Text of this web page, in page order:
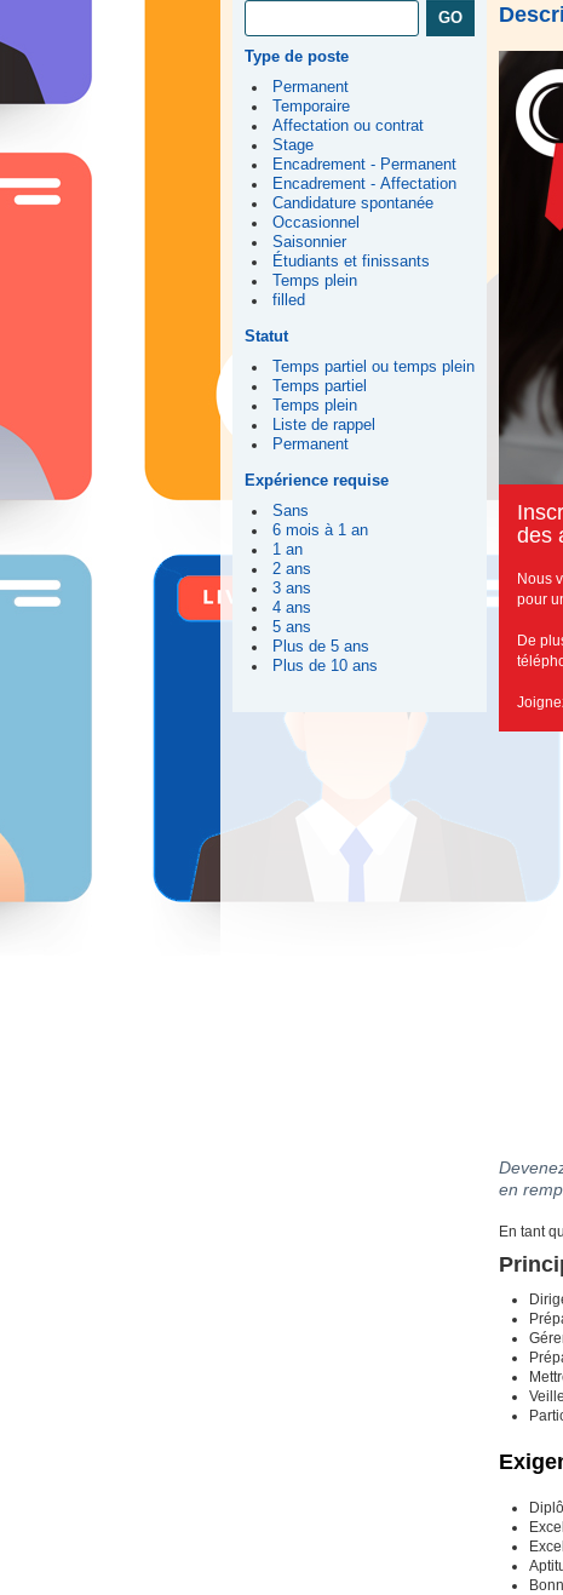
Type de poste
Permanent
Temporaire
Affectation ou contrat
Stage
Encadrement - Permanent
Encadrement - Affectation
Candidature spontanée
Occasionnel
Saisonnier
Étudiants et finissants
Temps plein
filled
Statut
Temps partiel ou temps plein
Temps partiel
Temps plein
Liste de rappel
Permanent
Expérience requise
Sans
6 mois à 1 an
1 an
2 ans
3 ans
4 ans
5 ans
Plus de 5 ans
Plus de 10 ans
I
des
Nous
pour
De
en
En tant